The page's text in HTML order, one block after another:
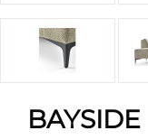
BAYSIDE